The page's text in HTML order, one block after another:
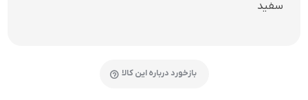
سفید
بازخورد درباره این کالا